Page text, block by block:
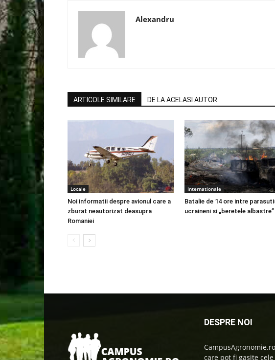
Alexandru
ARTICOLE SIMILARE DE LA ACELASI AUTOR
Locale
Noi informatii despre avionul care a
zburat neautorizat deasupra
Romaniei
Internationale
Batalie de 14 ore intre
ucraineni si „beretele
DESPRE NOI
care pot fi gasite